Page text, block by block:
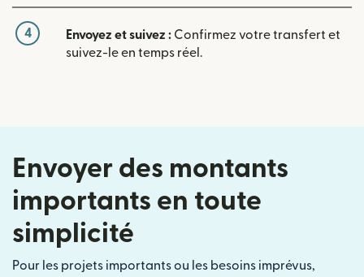
4 Envoyez et suivez : Confirmez votre transfert et
suivez-le en temps réel.
Envoyer des montants
importants en toute
simplicité
Pour les projets importants ou les besoins imprévus,